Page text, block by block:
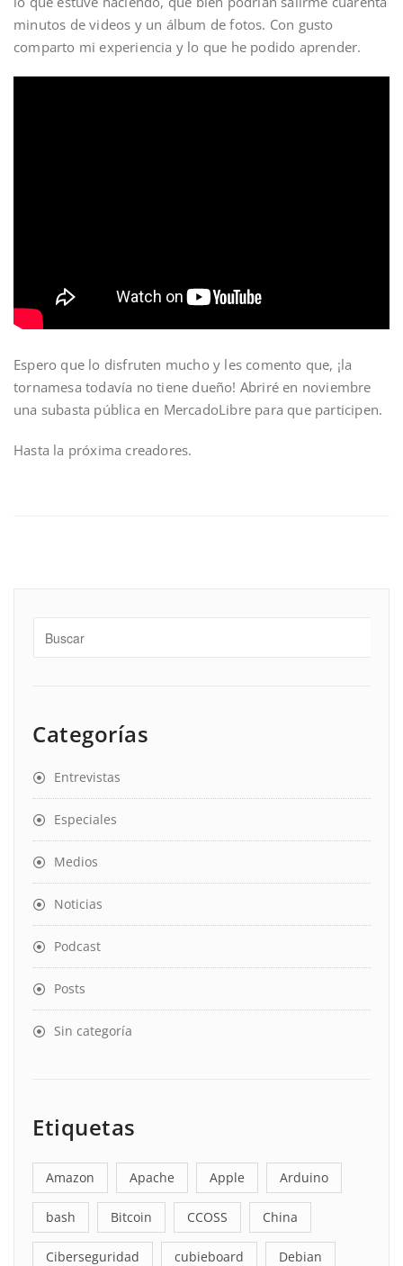
minutos de videos y un álbum de fotos. Con gusto
comparto mi experiencia y lo que he podido aprender.
Espero que lo disfruten mucho y les comento que, ¡la
tornamesa todavía no tiene dueño! Abriré en noviembre
una subasta pública en MercadoLibre para que participen.
Hasta la próxima creadores.
Categorías
Entrevistas
Especiales
Medios
Noticias
Podcast
Posts
Sin categoría
Etiquetas
Amazon Apache Apple Arduino
bash Bitcoin CCOSS China
Ciberseguridad cubieboard Debian